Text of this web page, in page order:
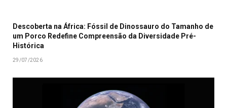
Descoberta na África: Fóssil de Dinossauro do Tamanho de
um Porco Redefine Compreensão da Diversidade Pré-
Histórica
29/07/2026